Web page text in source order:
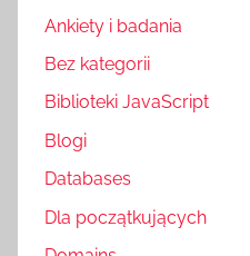
Ankiety i badania
Bez kategorii
Biblioteki JavaScript
Blogi
Databases
Dla początkujących